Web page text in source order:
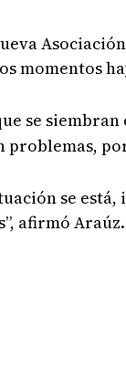
momentos
se
problemas,
se
afirmó Araúz.